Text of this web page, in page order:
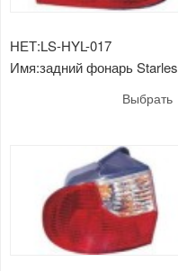
НЕТ:LS-HYL-017
Имя:задний фонарь Starles
Выбрать